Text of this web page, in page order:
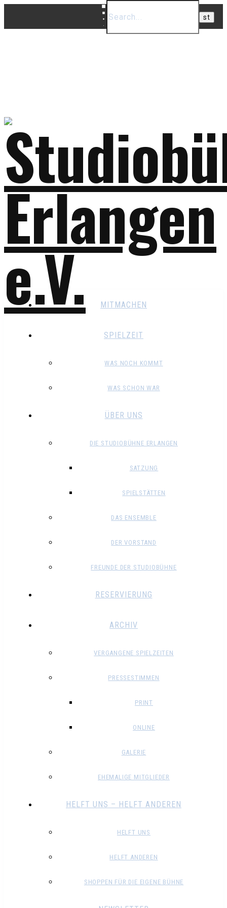
MITMACHEN
SPIELZEIT
WAS NOCH KOMMT
WAS SCHON WAR
ÜBER UNS
DIE STUDIOBÜHNE ERLANGEN
SATZUNG
SPIELSTÄTTEN
DAS ENSEMBLE
DER VORSTAND
FREUNDE DER STUDIOBÜHNE
RESERVIERUNG
ARCHIV
VERGANGENE SPIELZEITEN
PRESSESTIMMEN
PRINT
ONLINE
GALERIE
EHEMALIGE MITGLIEDER
HELFT UNS – HELFT ANDEREN
HELFT UNS
HELFT ANDEREN
SHOPPEN FÜR DIE EIGENE BÜHNE